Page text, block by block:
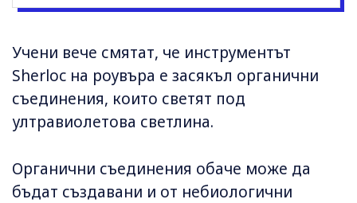
Учени вече смятат, че инструментът
Sherloc на роувъра е засякъл органични
съединения, които светят под
ултравиолетова светлина.
Органични съединения обаче може да
бъдат създавани и от небиологични